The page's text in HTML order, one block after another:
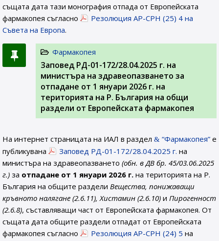
същата дата тази монография отпада от Европейската
фармакопея съгласно
Резолюция AP-CPH (25) 4 на
Съвета на Европа.
Фармакопея
Заповед РД-01-172/28.04.2025 г. на
министъра на здравеопазването за
отпадане от 1 януари 2026 г. на
територията на Р. България на общи
раздели от Европейската фармакопея
На интернет страницата на ИАЛ в раздел “Фармакопея” е
публикувана
Заповед РД-01-172/28.04.2025 г. на
министъра на здравеопазването (обн. в ДВ бр. 45/03.06.2025
г.) за отпадане от 1 януари 2026 г. на територията на Р.
България на общите раздели Вещества, понижаващи
кръвното налягане (2.6.11), Хистамин (2.6.10) и Пирогенност
(2.6.8), съставляващи част от Европейската фармакопея. От
същата дата общите раздели отпадат от Европейската
фармакопея съгласно
Резолюция AP-CPH (24) 5 на